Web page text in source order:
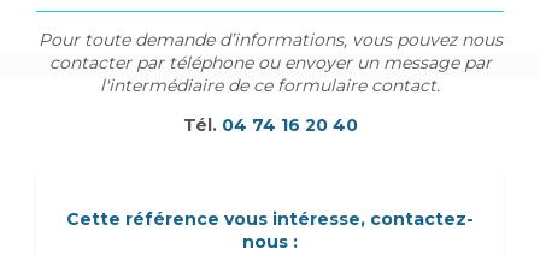
Pour toute demande d’informations, vous pouvez nous
contacter par téléphone ou envoyer un message par
l'intermédiaire de ce formulaire contact.
Tél. 04 74 16 20 40
Cette référence vous intéresse, contactez-
nous :